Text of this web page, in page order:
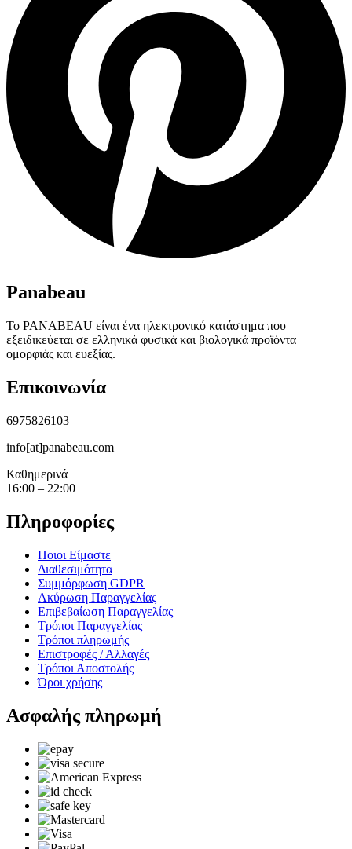
Panabeau
Το PANABEAU είναι ένα ηλεκτρονικό κατάστημα που
εξειδικεύεται σε ελληνικά φυσικά και βιολογικά προϊόντα
ομορφιάς και ευεξίας.
Επικοινωνία
6975826103
info[at]panabeau.com
Καθημερινά
16:00 – 22:00
Πληροφορίες
Ποιοι Είμαστε
Διαθεσιμότητα
Συμμόρφωση GDPR
Ακύρωση Παραγγελίας
Επιβεβαίωση Παραγγελίας
Τρόποι Παραγγελίας
Τρόποι πληρωμής
Επιστροφές / Αλλαγές
Τρόποι Αποστολής
Όροι χρήσης
Ασφαλής πληρωμή